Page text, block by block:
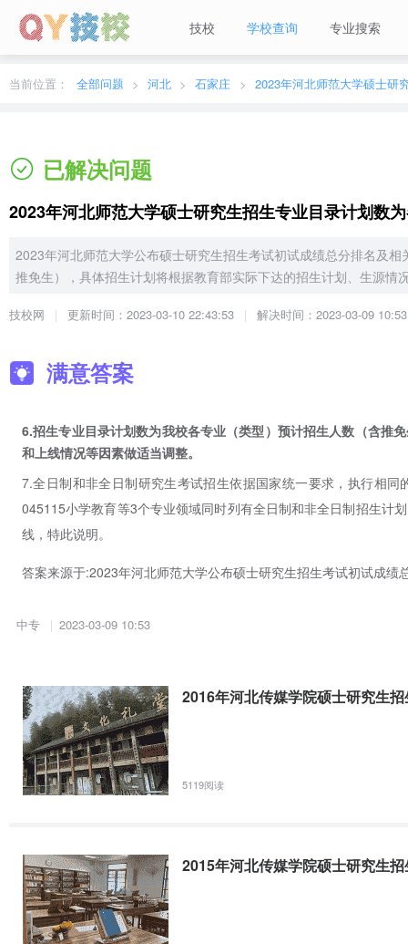
技校 学校查询 专业搜索
当前城市： 广东 切换地区
当前位置： 全部问题 河北 石家庄
已解决问题
2023年河北师范大学硕士研究生招生专业目录计划数
2023年河北师范大学公布硕士研究生招生考试初试成绩总分排名及
推免生），具体招生计划将根据教育部实际下达的招生计划、生源情
技校网 更新时间：2023-03-10 22:43:53 解决时间：2023-03-09 10:53
满意答案
6.招生专业目录计划数为我校各专业（类型）预计招生人数（含推
和上线情况等因素做适当调整。
7.全日制和非全日制研究生考试招生依据国家统一要求，执行相
045115小学教育等3个专业领域同时列有全日制和非全日制招生计
线，特此说明。
答案来源于:2023年河北师范大学公布硕士研究生招生考试初试成绩
中专 2023-03-09 10:53
2016年河北传媒学院硕士研究生
5119阅读
2015年河北传媒学院硕士研究生